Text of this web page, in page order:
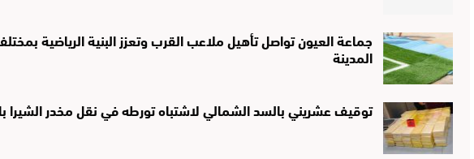
جماعة العيون تواصل تأهيل ملاعب القرب وتعزز البنية الرياضية
المدينة
توقيف عشريني بالسد الشمالي لاشتباه تورطه في نقل مخدر الشيرا